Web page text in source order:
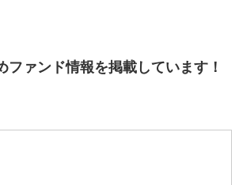
ァンド情報を掲載しています！